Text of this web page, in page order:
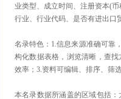
业类型、成立时间、注册资本(
行业、行业代码、是否有进出口
名录特色：1.信息来源准确可靠
构化数据表格，浏览清晰，查
效率；3.资料可编辑、排序、筛选
本名录数据所涵盖的区域包括